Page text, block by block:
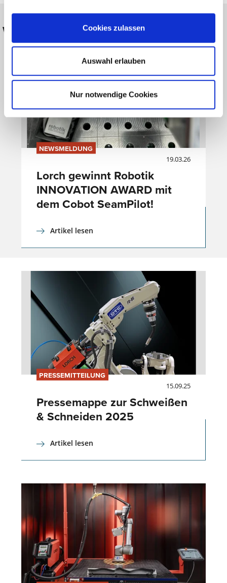
Cookies zulassen
Auswahl erlauben
Nur notwendige Cookies
Weitere Meldungen
NEWSMELDUNG
19.03.26
Lorch gewinnt Robotik
INNOVATION AWARD mit
dem Cobot SeamPilot!
Artikel lesen
PRESSEMITTEILUNG
15.09.25
Pressemappe zur Schweißen
& Schneiden 2025
Artikel lesen